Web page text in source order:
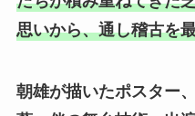
思いから、通し稽古を
朝雄が描いたポスター